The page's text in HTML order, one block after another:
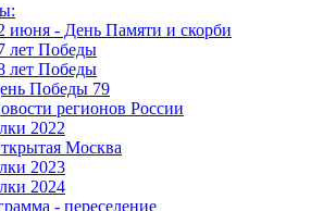
июня - День Памяти и скорби
лет Победы
лет Победы
Победы 79
регионов России
2022
Москва
2023
2024
- переселение